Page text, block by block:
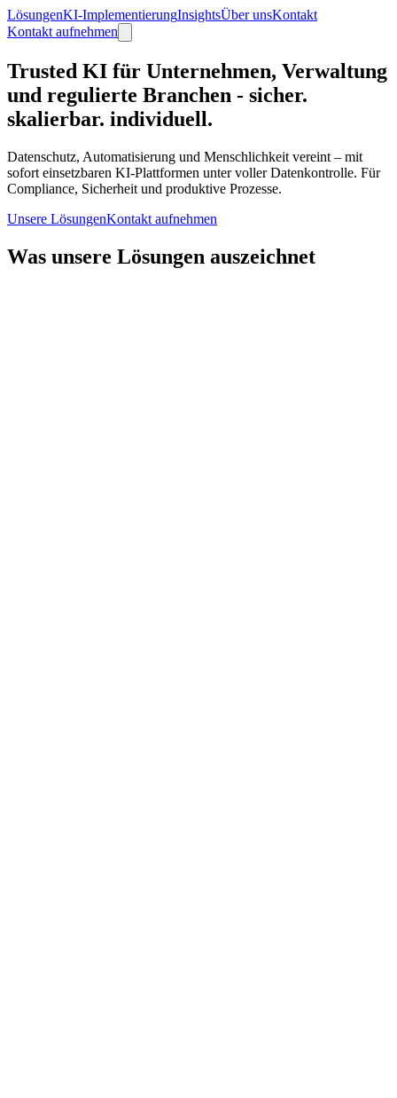
LösungenKI-ImplementierungInsightsÜber unsKontakt
Kontakt aufnehmen
Trusted KI für Unternehmen, Verwaltung
und regulierte Branchen - sicher.
skalierbar. individuell.
Datenschutz, Automatisierung und Menschlichkeit vereint – mit
sofort einsetzbaren KI-Plattformen unter voller Datenkontrolle. Für
Compliance, Sicherheit und produktive Prozesse.
Unsere LösungenKontakt aufnehmen
Was unsere Lösungen auszeichnet